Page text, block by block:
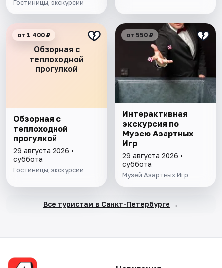
Гостиницы, экскурсии
Обзорная с
теплоходной
прогулкой
от 1 400 ₽
Обзорная с
теплоходной
прогулкой
29 августа 2026 •
суббота
Гостиницы, экскурсии
от 550 ₽
Интерактивная
экскурсия по
Музею Азартных
Игр
29 августа 2026 •
суббота
Музей Азартных Игр
Все туристам в Санкт-Петербурге →